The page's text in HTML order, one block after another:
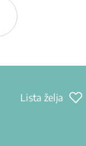
Lista želja